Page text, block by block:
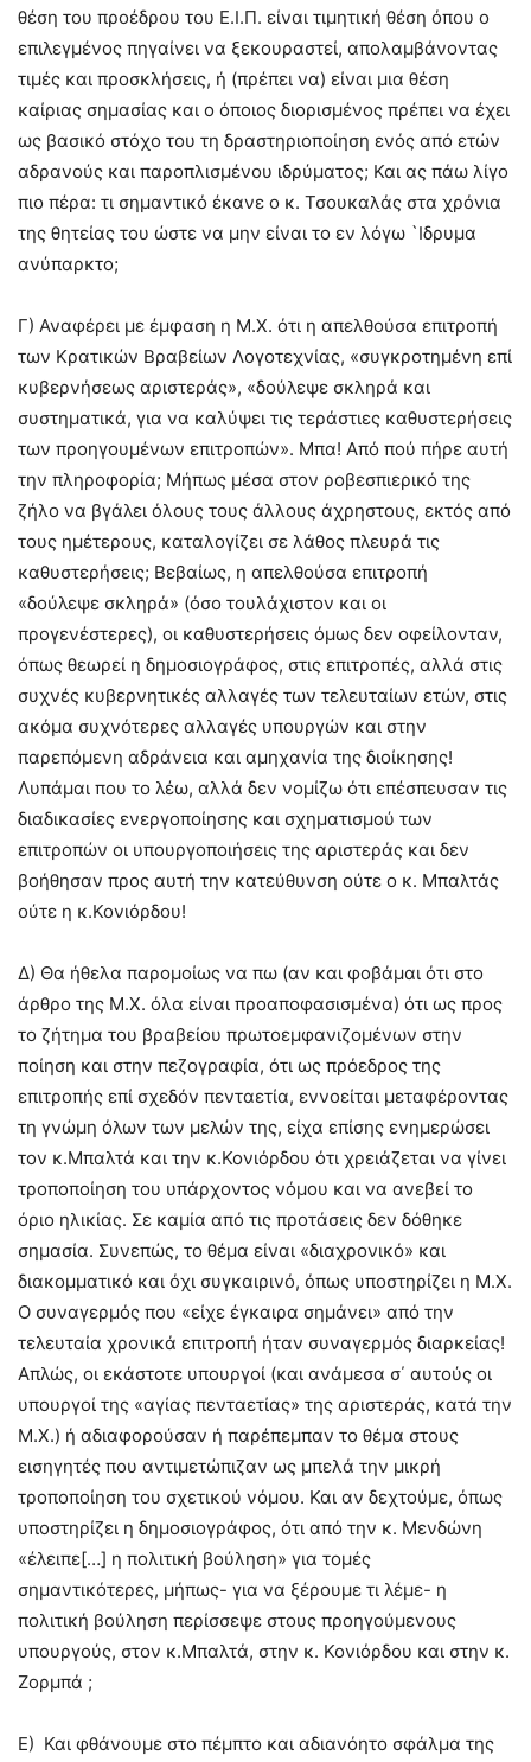
θέση του προέδρου του Ε.Ι.Π. είναι τιμητική θέση όπου ο
επιλεγμένος πηγαίνει να ξεκουραστεί, απολαμβάνοντας
τιμές και προσκλήσεις, ή (πρέπει να) είναι μια θέση
καίριας σημασίας και ο όποιος διορισμένος πρέπει να έχει
ως βασικό στόχο του τη δραστηριοποίηση ενός από ετών
αδρανούς και παροπλισμένου ιδρύματος; Και ας πάω λίγο
πιο πέρα: τι σημαντικό έκανε ο κ. Τσουκαλάς στα χρόνια
της θητείας του ώστε να μην είναι το εν λόγω `Ιδρυμα
ανύπαρκτο;
Γ) Αναφέρει με έμφαση η Μ.Χ. ότι η απελθούσα επιτροπή
των Κρατικών Βραβείων Λογοτεχνίας, «συγκροτημένη επί
κυβερνήσεως αριστεράς», «δούλεψε σκληρά και
συστηματικά, για να καλύψει τις τεράστιες καθυστερήσεις
των προηγουμένων επιτροπών». Μπα! Από πού πήρε αυτή
την πληροφορία; Μήπως μέσα στον ροβεσπιερικό της
ζήλο να βγάλει όλους τους άλλους άχρηστους, εκτός από
τους ημέτερους, καταλογίζει σε λάθος πλευρά τις
καθυστερήσεις; Βεβαίως, η απελθούσα επιτροπή
«δούλεψε σκληρά» (όσο τουλάχιστον και οι
προγενέστερες), οι καθυστερήσεις όμως δεν οφείλονταν,
όπως θεωρεί η δημοσιογράφος, στις επιτροπές, αλλά στις
συχνές κυβερνητικές αλλαγές των τελευταίων ετών, στις
ακόμα συχνότερες αλλαγές υπουργών και στην
παρεπόμενη αδράνεια και αμηχανία της διοίκησης!
Λυπάμαι που το λέω, αλλά δεν νομίζω ότι επέσπευσαν τις
διαδικασίες ενεργοποίησης και σχηματισμού των
επιτροπών οι υπουργοποιήσεις της αριστεράς και δεν
βοήθησαν προς αυτή την κατεύθυνση ούτε ο κ. Μπαλτάς
ούτε η κ.Κονιόρδου!
Δ) Θα ήθελα παρομοίως να πω (αν και φοβάμαι ότι στο
άρθρο της Μ.Χ. όλα είναι προαποφασισμένα) ότι ως προς
το ζήτημα του βραβείου πρωτοεμφανιζομένων στην
ποίηση και στην πεζογραφία, ότι ως πρόεδρος της
επιτροπής επί σχεδόν πενταετία, εννοείται μεταφέροντας
τη γνώμη όλων των μελών της, είχα επίσης ενημερώσει
τον κ.Μπαλτά και την κ.Κονιόρδου ότι χρειάζεται να γίνει
τροποποίηση του υπάρχοντος νόμου και να ανεβεί το
όριο ηλικίας. Σε καμία από τις προτάσεις δεν δόθηκε
σημασία. Συνεπώς, το θέμα είναι «διαχρονικό» και
διακομματικό και όχι συγκαιρινό, όπως υποστηρίζει η Μ.Χ.
Ο συναγερμός που «είχε έγκαιρα σημάνει» από την
τελευταία χρονικά επιτροπή ήταν συναγερμός διαρκείας!
Απλώς, οι εκάστοτε υπουργοί (και ανάμεσα σ΄ αυτούς οι
υπουργοί της «αγίας πενταετίας» της αριστεράς, κατά την
Μ.Χ.) ή αδιαφορούσαν ή παρέπεμπαν το θέμα στους
εισηγητές που αντιμετώπιζαν ως μπελά την μικρή
τροποποίηση του σχετικού νόμου. Και αν δεχτούμε, όπως
υποστηρίζει η δημοσιογράφος, ότι από την κ. Μενδώνη
«έλειπε[…] η πολιτική βούληση» για τομές
σημαντικότερες, μήπως- για να ξέρουμε τι λέμε- η
πολιτική βούληση περίσσεψε στους προηγούμενους
υπουργούς, στον κ.Μπαλτά, στην κ. Κονιόρδου και στην κ.
Ζορμπά ;
Ε) Και φθάνουμε στο πέμπτο και αδιανόητο σφάλμα της